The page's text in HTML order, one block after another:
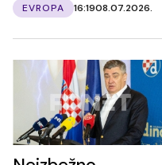
EVROPA 16:1908.07.2026.